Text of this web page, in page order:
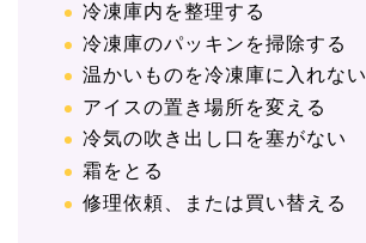
冷凍庫内を整理する
冷凍庫のパッキンを掃除する
温かいものを冷凍庫に入れない
アイスの置き場所を変える
冷気の吹き出し口を塞がない
霜をとる
修理依頼、または買い替える